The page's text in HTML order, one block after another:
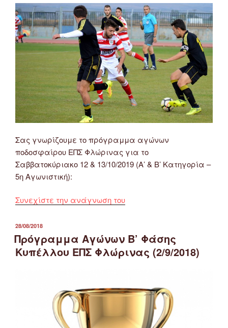
19
&
20/10/2019
(Κ14
–
Κ12
–
Κ10)”
Σας γνωρίζουμε το πρόγραμμα αγώνων
ποδοσφαίρου ΕΠΣ Φλώρινας για το
Σαββατοκύριακο 12 & 13/10/2019 (Α’ & Β’ Κατηγορία –
5η Αγωνιστική):
Συνεχίστε την ανάγνωση του“Πρόγραμμα
ΕΠΣ
Φλώρινας
13/10/2019
(Α’
Β’
ΔΗΜΟΣΙΕΎΤΗΚΕ
ΣΤΙΣ
28/08/2018
Πρόγραμμα Αγώνων Β’ Φάσης
Κυπέλλου ΕΠΣ Φλώρινας (2/9/2018)